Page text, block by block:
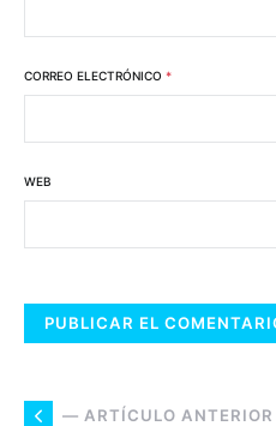
CORREO ELECTRÓNICO *
WEB
— ARTÍCULO ANTERIOR